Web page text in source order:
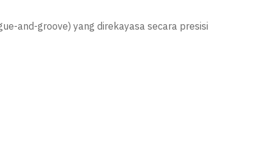
and-groove) yang direkayasa secara presisi